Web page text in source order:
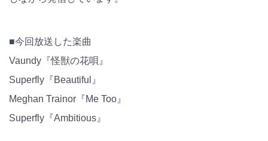
■今回放送した楽曲
Vaundy『怪獣の花唄』
Superfly『Beautiful』
Meghan Trainor『Me Too』
Superfly『Ambitious』